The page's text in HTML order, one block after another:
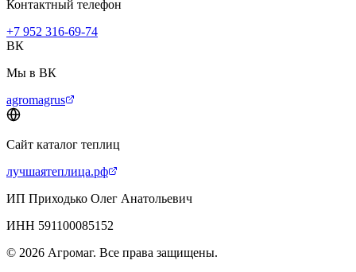
Контактный телефон
+7 952 316-69-74
ВК
Мы в ВК
agromagrus
Сайт каталог теплиц
лучшаятеплица.рф
ИП Приходько Олег Анатольевич
ИНН 591100085152
© 2026 Агромаг. Все права защищены.